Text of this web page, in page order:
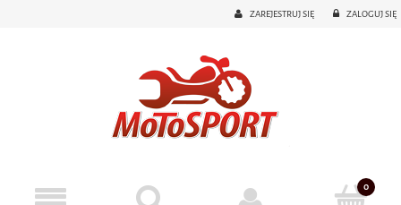
ZAREJESTRUJ SIĘ ZALOGUJ SIĘ